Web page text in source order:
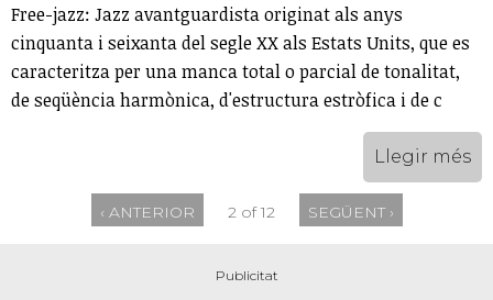
Free-jazz: Jazz avantguardista originat als anys
cinquanta i seixanta del segle XX als Estats Units, que es
caracteritza per una manca total o parcial de tonalitat,
de seqüència harmònica, d'estructura estròfica i de c
Llegir més
‹ ANTERIOR 2 of 12 SEGÜENT ›